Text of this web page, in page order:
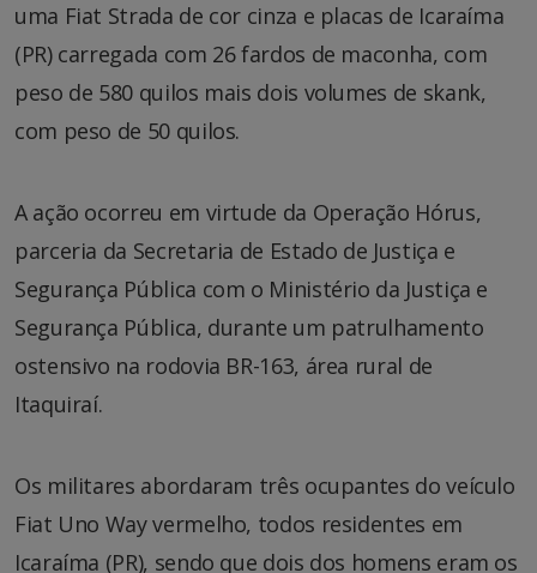
uma Fiat Strada de cor cinza e placas de Icaraíma
(PR) carregada com 26 fardos de maconha, com
peso de 580 quilos mais dois volumes de skank,
com peso de 50 quilos.
A ação ocorreu em virtude da Operação Hórus,
parceria da Secretaria de Estado de Justiça e
Segurança Pública com o Ministério da Justiça e
Segurança Pública, durante um patrulhamento
ostensivo na rodovia BR-163, área rural de
Itaquiraí.
Os militares abordaram três ocupantes do veículo
Fiat Uno Way vermelho, todos residentes em
Icaraíma (PR), sendo que dois dos homens eram os